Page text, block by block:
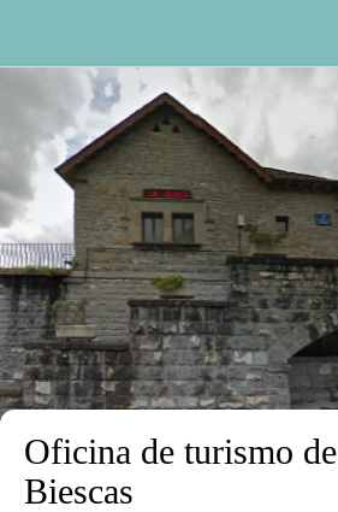
Oficina de turismo de
Biescas